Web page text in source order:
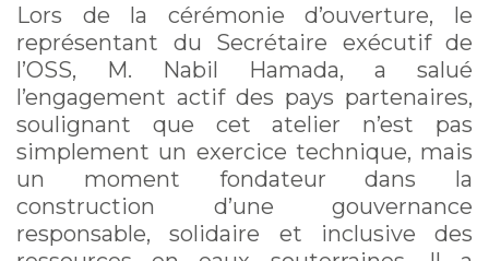
Lors de la cérémonie d’ouverture, le
représentant du Secrétaire exécutif de
l’OSS, M. Nabil Hamada, a salué
l’engagement actif des pays partenaires,
soulignant que cet atelier n’est pas
simplement un exercice technique, mais
un moment fondateur dans la
construction d’une gouvernance
responsable, solidaire et inclusive des